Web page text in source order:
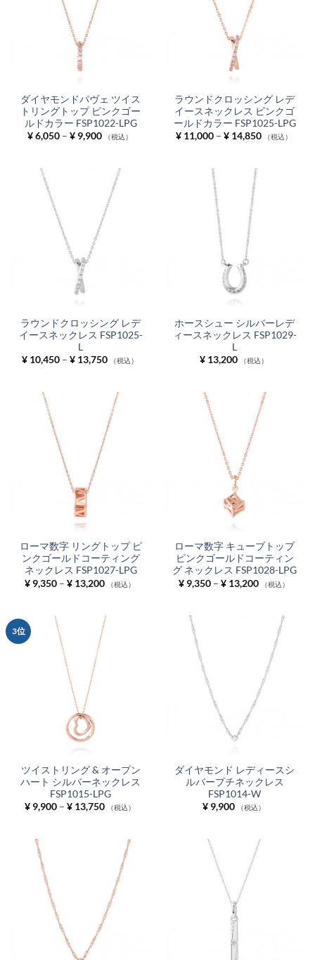
ダイヤモンドパヴェ ツイス
トリングトップ ピンクゴー
ルドカラー FSP1022-LPG
¥6,050 – ¥9,900価
格
¥ 9,900
（税込）
ラウンドクロッシング レデ
イースネックレス ピンクゴ
ールドカラー FSP1025-LPG
¥11,000 – ¥14,850価
格
（税込）
ラウンドクロッシング レデ
イースネックレス FSP1025-
L
¥10,450 – ¥13,750価
格
¥ 13,750
（税込）
ホースシュー シルバーレデ
ィースネックレス FSP1029-
L
¥13,200 （税込）
ローマ数字 リングトップ ピ
ンクゴールドコーティング
ネックレス FSP1027-LPG
¥9,350 – ¥13,200価
格
–
¥ 13,200
（税込）
ローマ数字 キューブトップ
ピンクゴールドコーティン
グ ネックレス FSP1028-LPG
¥9,350 – ¥13,200価
格
¥ 13,200
（税込）
3位
ツイストリング & オープン
ハート シルバーネックレス
FSP1015-LPG
¥9,900 – ¥13,750価
格
¥ 13,750
（税込）
ダイヤモンド レディースシ
ルバープチネックレス
FSP1014-W
¥9,900 （税込）